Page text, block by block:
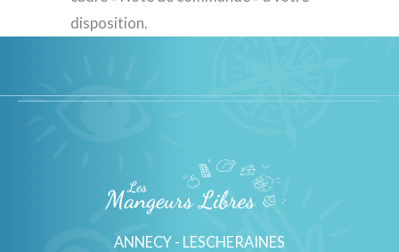
disposition.
ANNECY - LESCHERAINES